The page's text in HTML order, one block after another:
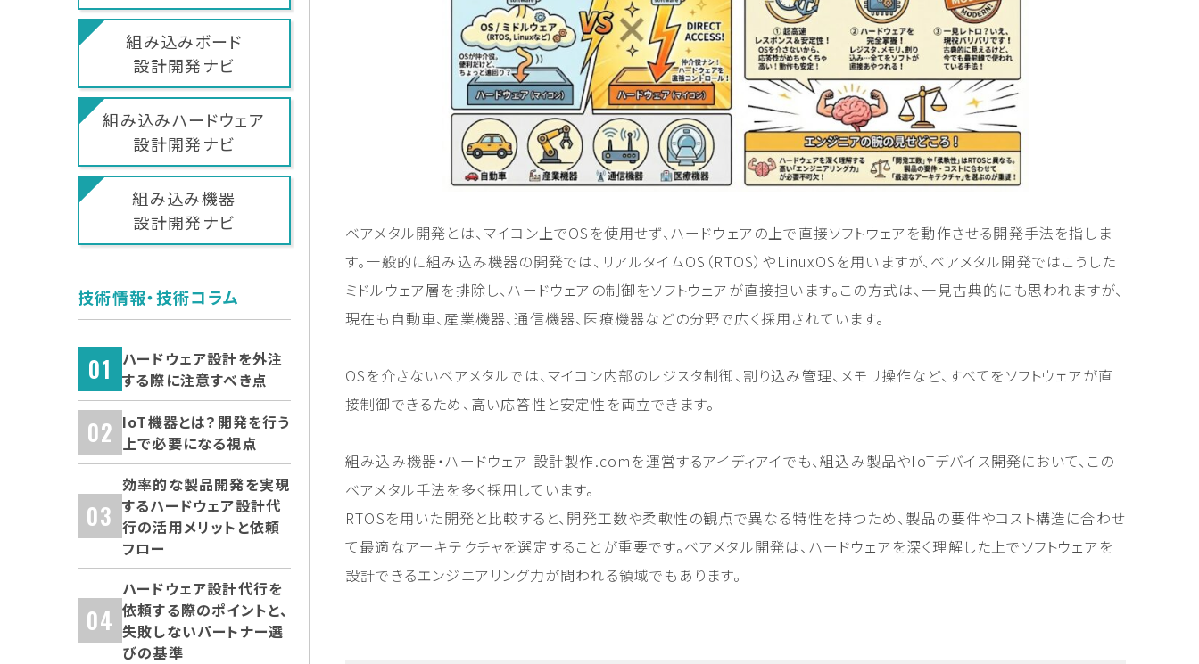
ベアメタル開発とは、マイコン上でOSを使用せず、ハードウェアの上で直接ソフトウェアを動作させる開発手法を指しま
す。一般的に組み込み機器の開発では、リアルタイムOS（RTOS）やLinuxOSを用いますが、ベアメタル開発ではこうした
ミドルウェア層を排除し、ハードウェアの制御をソフトウェアが直接担います。この方式は、一見古典的にも思われますが、
現在も自動車、産業機器、通信機器、医療機器などの分野で広く採用されています。
OSを介さないベアメタルでは、マイコン内部のレジスタ制御、割り込み管理、メモリ操作など、すべてをソフトウェアが直
接制御できるため、高い応答性と安定性を両立できます。
組み込み機器・ハードウェア 設計製作.comを運営するアイディアイでも、組込み製品やIoTデバイス開発において、この
ベアメタル手法を多く採用しています。
RTOSを用いた開発と比較すると、開発工数や柔軟性の観点で異なる特性を持つため、製品の要件やコスト構造に合わせ
て最適なアーキテクチャを選定することが重要です。ベアメタル開発は、ハードウェアを深く理解した上でソフトウェアを
設計できるエンジニアリング力が問われる領域でもあります。
組み込みボード
設計開発ナビ
組み込みハードウェア
設計開発ナビ
組み込み機器
設計開発ナビ
技術情報・技術コラム
ハードウェア設計を外注
する際に注意すべき点
IoT機器とは？開発を行う
上で必要になる視点
効率的な製品開発を実現
するハードウェア設計代
行の活用メリットと依頼
フロー
ハードウェア設計代行を
依頼する際のポイントと、
失敗しないパートナー選
びの基準